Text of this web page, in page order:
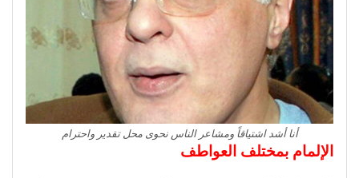
أنا أشد اشتياقاً ومشاعر الناس نحوى محل تقدير واحترام
الإلمام بمختلف العواطف